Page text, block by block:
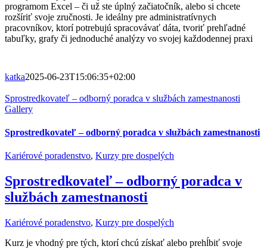
programom Excel – či už ste úplný začiatočník, alebo si chcete
rozšíriť svoje zručnosti. Je ideálny pre administratívnych
pracovníkov, ktorí potrebujú spracovávať dáta, tvoriť prehľadné
tabuľky, grafy či jednoduché analýzy vo svojej každodennej praxi
katka2025-06-23T15:06:35+02:00
Sprostredkovateľ – odborný poradca v službách zamestnanosti
Gallery
Sprostredkovateľ – odborný poradca v službách zamestnanosti
Kariérové poradenstvo, Kurzy pre dospelých
Sprostredkovateľ – odborný poradca v
službách zamestnanosti
Kariérové poradenstvo, Kurzy pre dospelých
Kurz je vhodný pre tých, ktorí chcú získať alebo prehĺbiť svoje